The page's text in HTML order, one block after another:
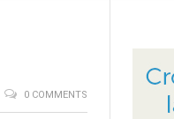
0 COMMENTS